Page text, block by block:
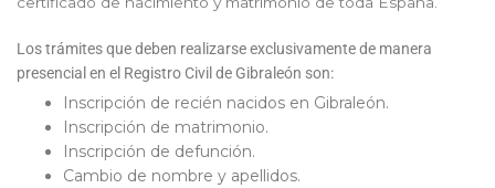
Los trámites que deben realizarse exclusivamente de manera
presencial en el Registro Civil de Gibraleón son:
Inscripción de recién nacidos en Gibraleón.
Inscripción de matrimonio.
Inscripción de defunción.
Cambio de nombre y apellidos.